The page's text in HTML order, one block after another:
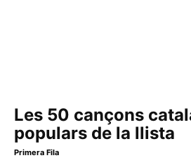
Les 50 cançons
populars de la llista
Primera Fila